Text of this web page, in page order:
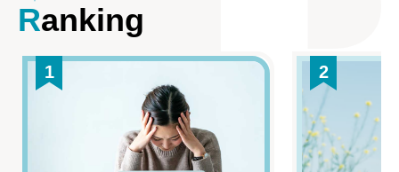
Ranking
1 2